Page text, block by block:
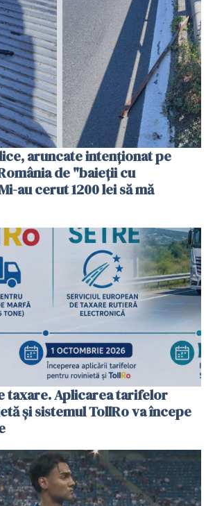
aruncate intenționat pe
de "baieții cu
au cerut 1200 lei să mă
taxare. Aplicarea tarifelor
şi sistemul TollRo va începe